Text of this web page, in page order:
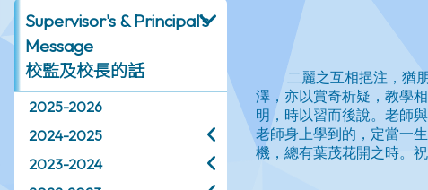
Supervisor's & Principal's
Message
校監及校長的話
2025-2026
2024-2025
2023-2024